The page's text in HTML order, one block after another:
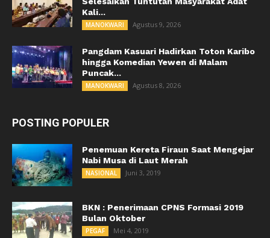
Kali...
MANOKWARI Agustus 9, 2026
Pangdam Kasuari Hadirkan Toton Karibo
hingga Komedian Yewen di Malam
Puncak...
MANOKWARI Agustus 8, 2026
POSTING POPULER
Penemuan Kereta Firaun Saat Mengejar
Nabi Musa di Laut Merah
NASIONAL Juni 3, 2019
BKN : Penerimaan CPNS Formasi 2019
Bulan Oktober
PEGAF Mei 4, 2019